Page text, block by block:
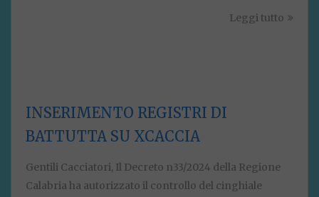
Leggi tutto
INSERIMENTO REGISTRI DI
BATTUTTA SU XCACCIA
Gentili Cacciatori, Il Decreto n33/2024 della Regione
Calabria ha autorizzato il controllo del cinghiale